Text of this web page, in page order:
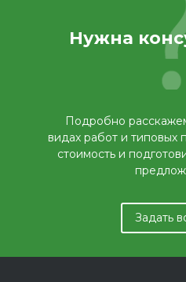
Нужна
Подробно
видах работ и типовых
стоимость и
Задать